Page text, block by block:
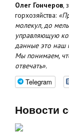
Олег Гончеров,
горхозяйства:
молекул, до
управляющую
данные это наш
Мы понимаем,
отвечать».
Telegram
Новости